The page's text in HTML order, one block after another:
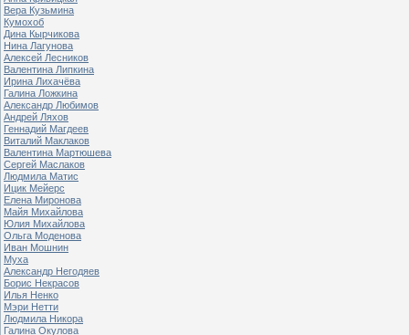
Вера Кузьмина
Кумохоб
Дина Кырчикова
Нина Лагунова
Алексей Лесников
Валентина Липкина
Ирина Лихачёва
Галина Ложкина
Александр Любимов
Андрей Ляхов
Геннадий Магдеев
Виталий Маклаков
Валентина Мартюшева
Сергей Маслаков
Людмила Матис
Ицик Мейерс
Елена Миронова
Майя Михайлова
Юлия Михайлова
Ольга Моденова
Иван Мошнин
Муха
Александр Негодяев
Борис Некрасов
Илья Ненко
Мэри Нетти
Людмила Никора
Галина Окулова